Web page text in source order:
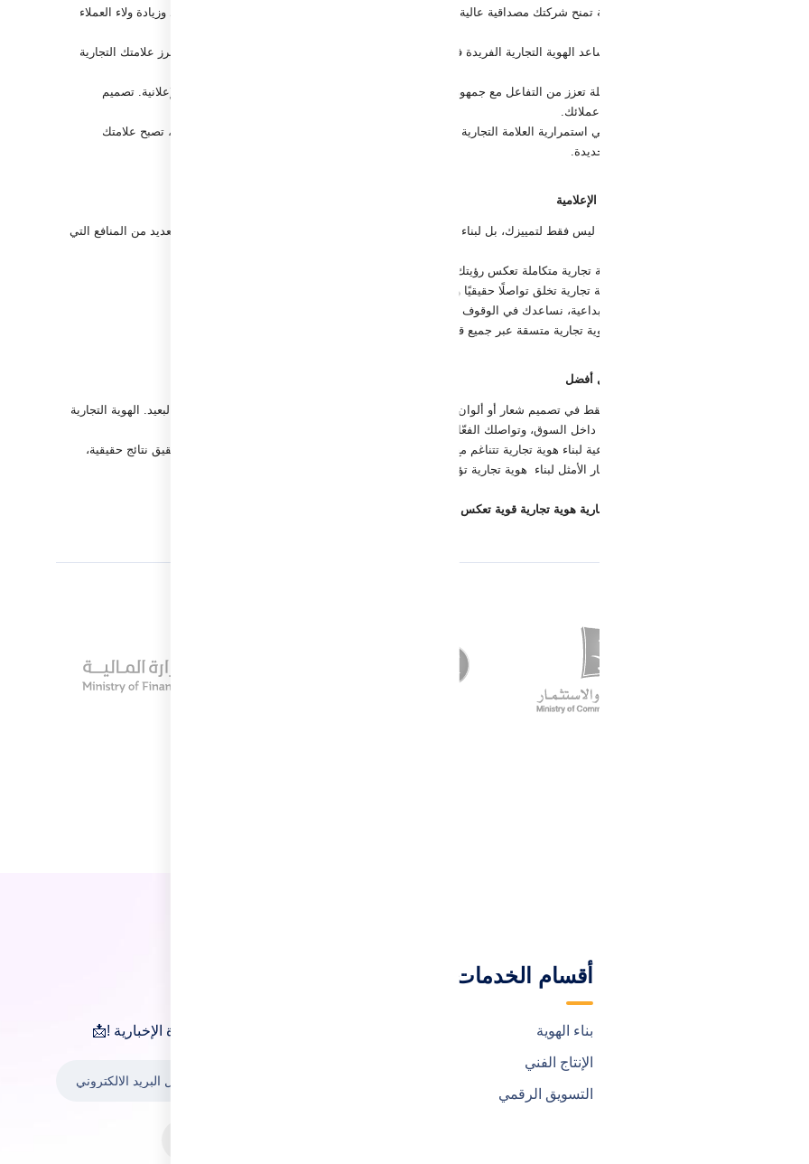
هوية تجارية احترافية تمنح شركتك مصداقية عالية في أعين العملاء، مما يعزز من قدرتك على جذب عملاء جدد وزيادة ولاء العملاء
في ظل كثرة المنافسين، تساعد الهوية التجارية الفريدة في خلق انطباع دائم. من خلال تصميم جذاب ومرئي مميز، تبرز علامتك التجارية
هوية تجارية متكاملة تعزز من التفاعل مع جمهورك، سواء على منصات التواصل الاجتماعي أو في حملاتك الإعلانية. تصميم
ورسائل واضحة تقوي العلاقة بينك وبين عملائك.
: هوية تجارية قوية تساهم في استمرارية العلامة التجارية ونموها على المدى الطويل. مع توافر عناصر الهوية المؤثرة، تصبح علامتك
قادرة على التوسع والنمو في أسواق جديدة.
خدمة الهوية التجارية من شركة الهوية الإعلامية
في الهوية الإعلامية نضمن لك هوية تجارية ليس فقط لتمييزك، بل لبناء نجاح مستدام في السوق. من خلال هذه الخدمة، نقدم لك العديد من المنافع التي
نركز على تصميم هوية تجارية متكاملة تعكس رؤيتك بشكل مميز وجذاب.
نساعدك في بناء هوية تجارية تخلق تواصلًا حقيقيًا وقويًا مع عملائك، مما يعزز من ولائهم لشركتك.
من خلال حلولنا الإبداعية، نساعدك في الوقوف بعيدًا عن المنافسين، مما يجعل علامتك التجارية لا تُنسى.
نضمن لك هوية تجارية متسقة عبر جميع قنوات الاتصال الرقمية وغير الرقمية.
التجارية هي استثمارك الذكي للمستقبل أفضل
تبني هوية تجارية قوية، فإنك لا تستثمر فقط في تصميم شعار أو ألوان، بل في بناء أساس متين لنمو شركتك ونجاحها على المدى البعيد. الهوية التجارية
العنصر الأساسي الذي سيساهم في تميزك داخل السوق، وتواصلك الفعّال مع عملائك، ونجاحك المستدام.
الهوية الإعلامية، نحن هنا لتقديم حلول إبداعية لبناء هوية تجارية تتناغم مع رؤيتك وتحقق لك التفرد في السوق. إذا كنت ترغب في تحقيق نتائج حقيقية،
تميزك في السوق، فإن خدماتنا هي الخيار الأمثل لبناء هوية تجارية تؤثر في جمهورك وتحقق لك النجاح الذي تطمح إليه.
الآن مع الهوية الإعلامية، وامنح علامتك التجارية هوية تجارية قوية تعكس قيمك وتزيد من نجاحك في السوق!
أقسام الخدمات
بناء الهوية
الإنتاج الفني
التسويق الرقمي
📩 ابقَ على اطلاع اشترك الان في النشرة الإخبارية !📩